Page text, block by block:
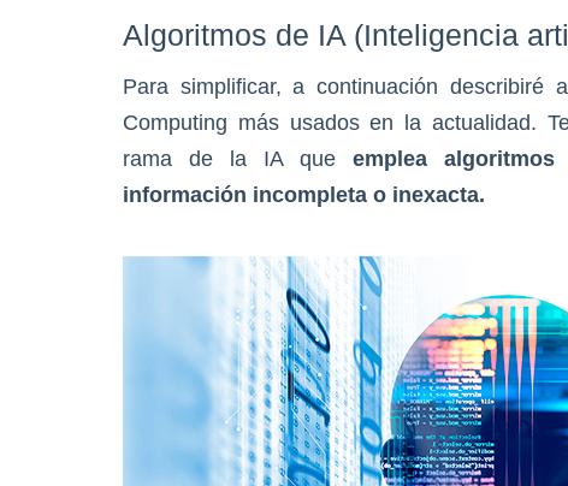
Algoritmos de IA (Inteligencia
Para simplificar, a continuación describiré
Computing más usados en la actualidad.
rama de la IA que emplea
información incompleta o inexacta.